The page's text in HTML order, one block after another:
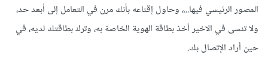
المصور الرئيسي فيها...، وحاول إقناعه بأنك مرن في التعامل إلى أبعد حد،
ولا تنسى في الاخير أخذ بطاقة الهوية الخاصة به، وترك بطاقتك لديه، في
حين أراد الإتصال بك.